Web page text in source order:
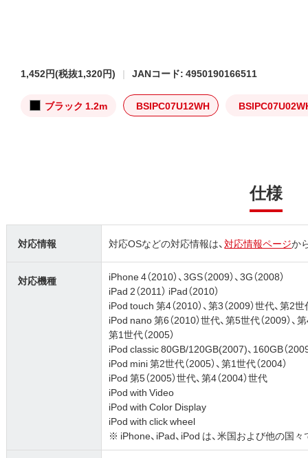
1,452円(税抜1,320円) JANコード: 4950190166511
ブラック 1.2m BSIPC07U12WH
仕様
対応情報 対応OSなどの対応情報は、対応情報ページか
対応機種
iPhone 4（2010）、3GS（2009）、3G（2008）
iPad 2（2011） iPad（2010）
iPod touch 第4（2010）、第3（2009）世代、第2世
iPod nano 第6（2010）世代、第5世代（2009）、
第1世代（2005）
iPod classic 80GB/120GB(2007)、160GB（
iPod mini 第2世代（2005）、第1世代（2004）
iPod 第5（2005）世代、第4（2004）世代
iPod with Video
iPod with Color Display
iPod with click wheel
※ iPhone、iPad、iPod は、米国および他の国